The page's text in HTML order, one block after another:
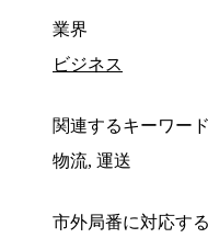
業界
ビジネス
関連するキーワード
物流, 運送
市外局番に対応す